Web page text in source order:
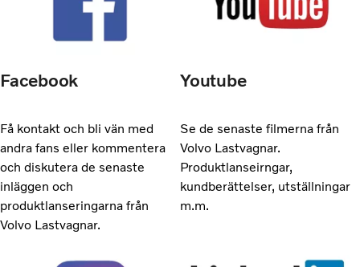
Facebook
Få kontakt och bli vän med
andra fans eller kommentera
och diskutera de senaste
inläggen och
produktlanseringarna från
Volvo Lastvagnar.
Youtube
Se de senaste filmerna från
Volvo Lastvagnar.
Produktlanseirngar,
kundberättelser, utställningar
m.m.